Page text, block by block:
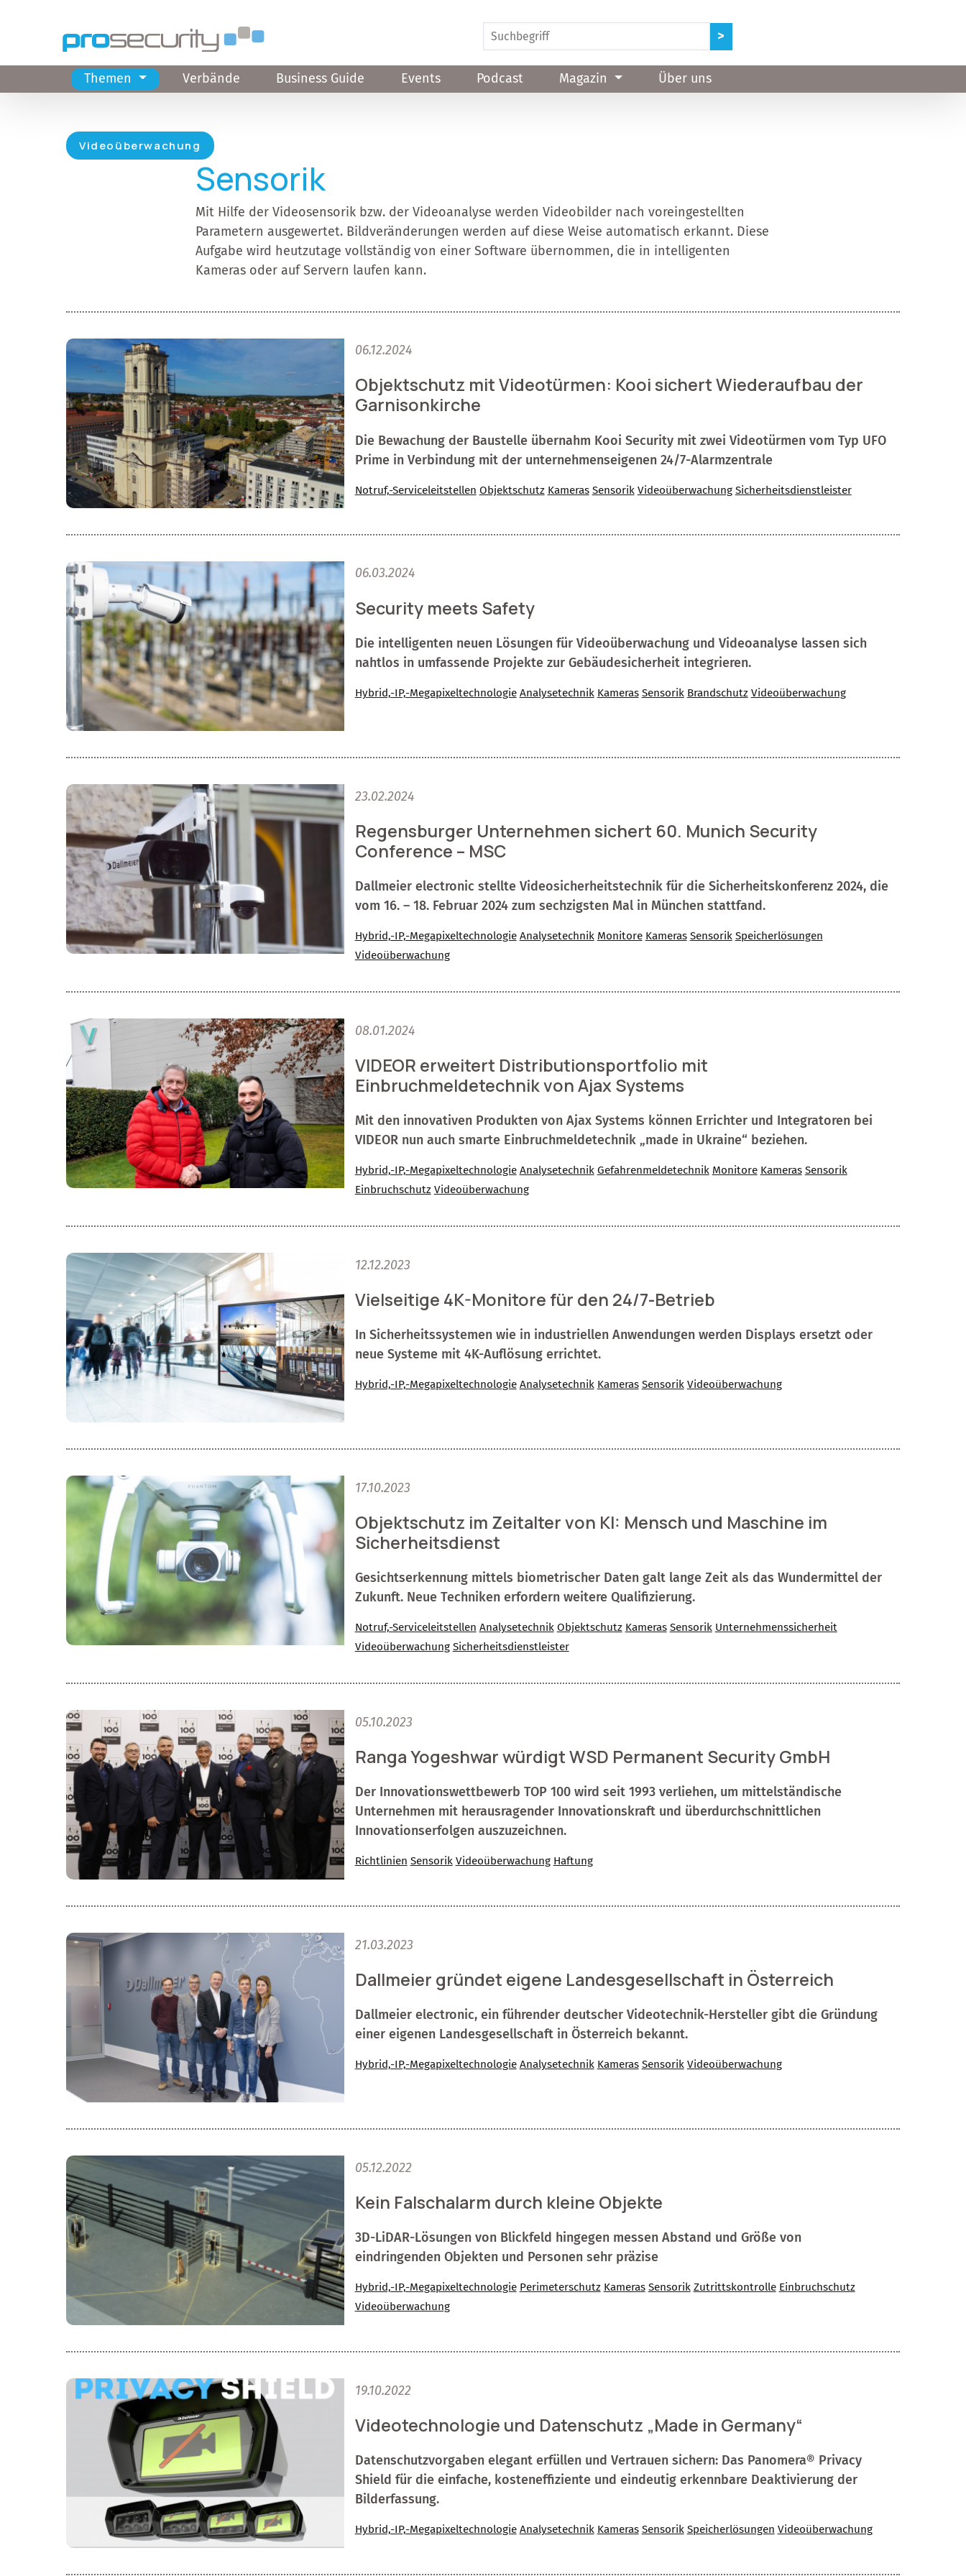
Themen Verbände Business Guide Events Podcast Magazin Über uns
Hauptnavigation
Videoüberwachung
Sensorik
Mit Hilfe der Videosensorik bzw. der Videoanalyse werden Videobilder nach voreingestellten
Parametern ausgewertet. Bildveränderungen werden auf diese Weise automatisch erkannt. Diese
Aufgabe wird heutzutage vollständig von einer Software übernommen, die in intelligenten
Kameras oder auf Servern laufen kann.
06.12.2024
Objektschutz mit Videotürmen: Kooi sichert Wiederaufbau der
Garnisonkirche
Die Bewachung der Baustelle übernahm Kooi Security mit zwei Videotürmen vom Typ UFO
Prime in Verbindung mit der unternehmenseigenen 24/7-Alarmzentrale
Notruf,-Serviceleitstellen Objektschutz Kameras Sensorik Videoüberwachung Sicherheitsdienstleister
06.03.2024
Security meets Safety
Die intelligenten neuen Lösungen für Videoüberwachung und Videoanalyse lassen sich
nahtlos in umfassende Projekte zur Gebäudesicherheit integrieren.
Hybrid,-IP,-Megapixeltechnologie Analysetechnik Kameras Sensorik Brandschutz Videoüberwachung
23.02.2024
Regensburger Unternehmen sichert 60. Munich Security
Conference – MSC
Dallmeier electronic stellte Videosicherheitstechnik für die Sicherheitskonferenz 2024, die
vom 16. – 18. Februar 2024 zum sechzigsten Mal in München stattfand.
Hybrid,-IP,-Megapixeltechnologie Analysetechnik Monitore Kameras Sensorik Speicherlösungen
Videoüberwachung
08.01.2024
VIDEOR erweitert Distributionsportfolio mit
Einbruchmeldetechnik von Ajax Systems
Mit den innovativen Produkten von Ajax Systems können Errichter und Integratoren bei
VIDEOR nun auch smarte Einbruchmeldetechnik „made in Ukraine“ beziehen.
Hybrid,-IP,-Megapixeltechnologie Analysetechnik Gefahrenmeldetechnik Monitore Kameras Sensorik
Einbruchschutz Videoüberwachung
12.12.2023
Vielseitige 4K-Monitore für den 24/7-Betrieb
In Sicherheitssystemen wie in industriellen Anwendungen werden Displays ersetzt oder
neue Systeme mit 4K-Auflösung errichtet.
Hybrid,-IP,-Megapixeltechnologie Analysetechnik Kameras Sensorik Videoüberwachung
17.10.2023
Objektschutz im Zeitalter von KI: Mensch und Maschine im
Sicherheitsdienst
Gesichtserkennung mittels biometrischer Daten galt lange Zeit als das Wundermittel der
Zukunft. Neue Techniken erfordern weitere Qualifizierung.
Notruf,-Serviceleitstellen Analysetechnik Objektschutz Kameras Sensorik Unternehmenssicherheit
Videoüberwachung Sicherheitsdienstleister
05.10.2023
Ranga Yogeshwar würdigt WSD Permanent Security GmbH
Der Innovationswettbewerb TOP 100 wird seit 1993 verliehen, um mittelständische
Unternehmen mit herausragender Innovationskraft und überdurchschnittlichen
Innovationserfolgen auszuzeichnen.
Richtlinien Sensorik Videoüberwachung Haftung
21.03.2023
Dallmeier gründet eigene Landesgesellschaft in Österreich
Dallmeier electronic, ein führender deutscher Videotechnik-Hersteller gibt die Gründung
einer eigenen Landesgesellschaft in Österreich bekannt.
Hybrid,-IP,-Megapixeltechnologie Analysetechnik Kameras Sensorik Videoüberwachung
05.12.2022
Kein Falschalarm durch kleine Objekte
3D-LiDAR-Lösungen von Blickfeld hingegen messen Abstand und Größe von
eindringenden Objekten und Personen sehr präzise
Hybrid,-IP,-Megapixeltechnologie Perimeterschutz Kameras Sensorik Zutrittskontrolle Einbruchschutz
Videoüberwachung
19.10.2022
Videotechnologie und Datenschutz „Made in Germany“
Datenschutzvorgaben elegant erfüllen und Vertrauen sichern: Das Panomera® Privacy
Shield für die einfache, kosteneffiziente und eindeutig erkennbare Deaktivierung der
Bilderfassung.
Hybrid,-IP,-Megapixeltechnologie Analysetechnik Kameras Sensorik Speicherlösungen Videoüberwachung